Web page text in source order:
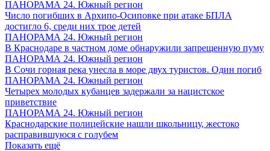
ПАНОРАМА 24. Южный регион
Число погибших в Архипо-Осиповке при атаке БПЛА
достигло 6, среди них трое детей
ПАНОРАМА 24. Южный регион
В Краснодаре в частном доме обнаружили запрещенную пуму
ПАНОРАМА 24. Южный регион
В Сочи горная река унесла в море двух туристов. Один погиб
ПАНОРАМА 24. Южный регион
Четырех молодых кубанцев задержали за нацистское
приветствие
ПАНОРАМА 24. Южный регион
Краснодарские полицейские нашли школьницу, жестоко
расправившуюся с голубем
Показать ещё